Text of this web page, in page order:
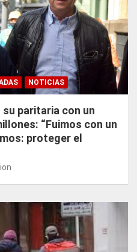
NOTICIAS
paritaria con un
“Fuimos con un
proteger el